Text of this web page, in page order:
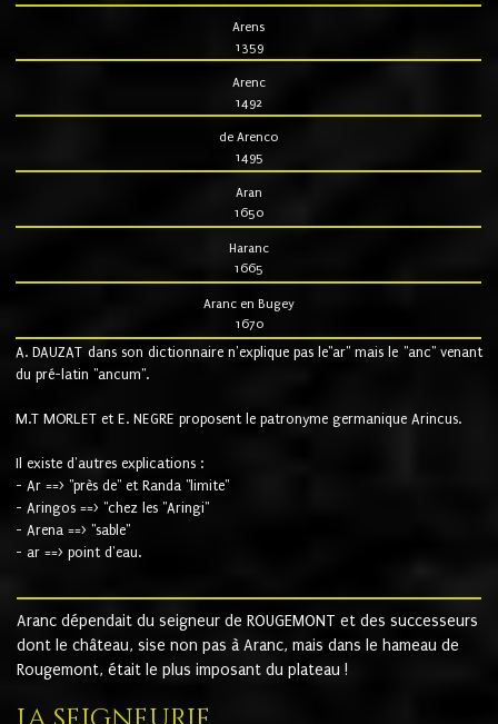
Arens
1359
Arenc
1492
de Arenco
1495
Aran
1650
Haranc
1665
Aranc en Bugey
1670
A. DAUZAT dans son dictionnaire n'explique pas le"ar" mais le "anc" venant
du pré-latin "ancum".
M.T MORLET et E. NEGRE proposent le patronyme germanique Arincus.
Il existe d'autres explications :
- Ar ==> "près de" et Randa "limite"
- Aringos ==> "chez les "Aringi"
- Arena ==> "sable"
- ar ==> point d'eau.
Aranc dépendait du seigneur de ROUGEMONT et des successeurs
dont le château, sise non pas à Aranc, mais dans le hameau de
Rougemont, était le plus imposant du plateau !